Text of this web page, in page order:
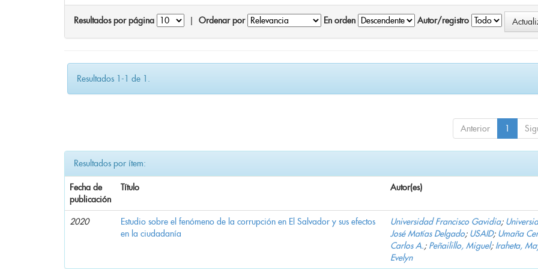
Resultados por página Ordenar por En orden Autor/registro
Resultados 1-1 de 1.
Anterior 1
Resultados por ítem:
Fecha de
publicación
Título Autor(es)
2020
Estudio sobre el fenómeno de la corrupción en El Salvador y sus efectos
en la ciudadanía
Universidad Francisco Gavidia;
José Matías Delgado; USAID; Umaña
Carlos A.; Peñailillo, Miguel; Iraheta,
Evelyn